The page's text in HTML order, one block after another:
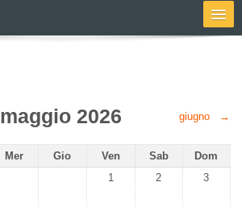
maggio 2026 giugno →
Mercoledì
Mer Giovedì
Gio Venerdì
Ven Sabato
Sab
Dom
Nessun evento, venerdì 1
1 Nessun evento,
2 Nessun
3